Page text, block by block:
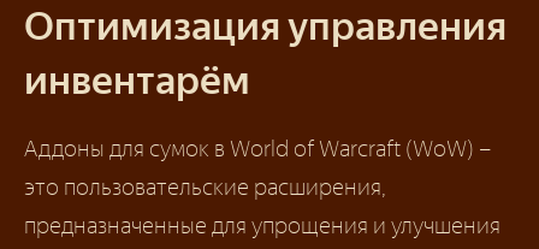
Оптимизация управления
инвентарём
Аддоны для сумок в World of Warcraft (WoW) –
это пользовательские расширения,
предназначенные для упрощения и улучшения